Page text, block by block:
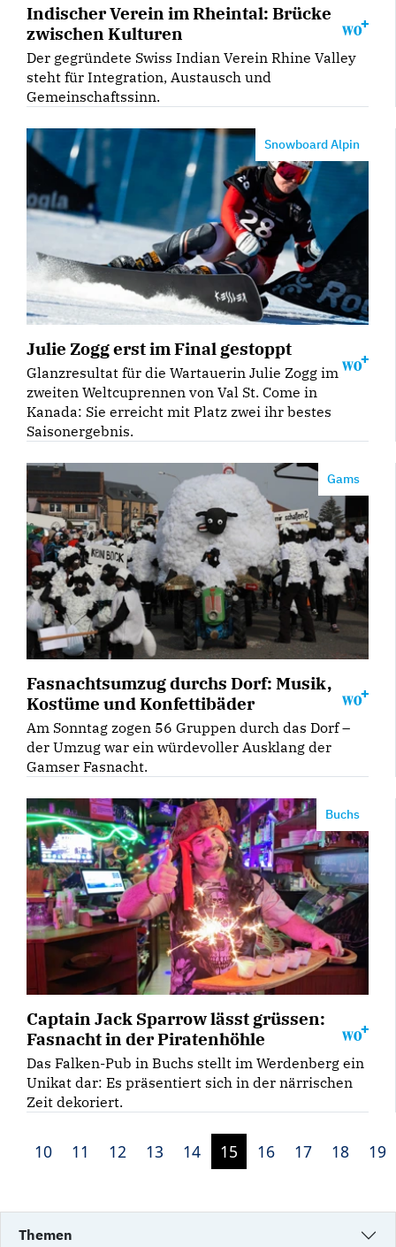
Indischer Verein im Rheintal: Brücke
zwischen Kulturen
Der gegründete Swiss Indian Verein Rhine Valley
steht für Integration, Austausch und
Gemeinschaftssinn.
Snowboard Alpin
Julie Zogg erst im Final gestoppt
Glanzresultat für die Wartauerin Julie Zogg im
zweiten Weltcuprennen von Val St. Come in
Kanada: Sie erreicht mit Platz zwei ihr bestes
Saisonergebnis.
Gams
Fasnachtsumzug durchs Dorf: Musik,
Kostüme und Konfettibäder
Am Sonntag zogen 56 Gruppen durch das Dorf –
der Umzug war ein würdevoller Ausklang der
Gamser Fasnacht.
Buchs
Captain Jack Sparrow lässt grüssen:
Fasnacht in der Piratenhöhle
Das Falken-Pub in Buchs stellt im Werdenberg ein
Unikat dar: Es präsentiert sich in der närrischen
Zeit dekoriert.
10 11 12 13 14 15 16 17 18 19
Themen